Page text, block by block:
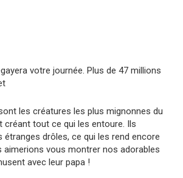
votre journée. Plus de 47 millions
les créatures les plus mignonnes du
créant tout ce qui les entoure. Ils
drôles, ce qui les rend encore
aimerions vous montrer nos adorables
avec leur papa !